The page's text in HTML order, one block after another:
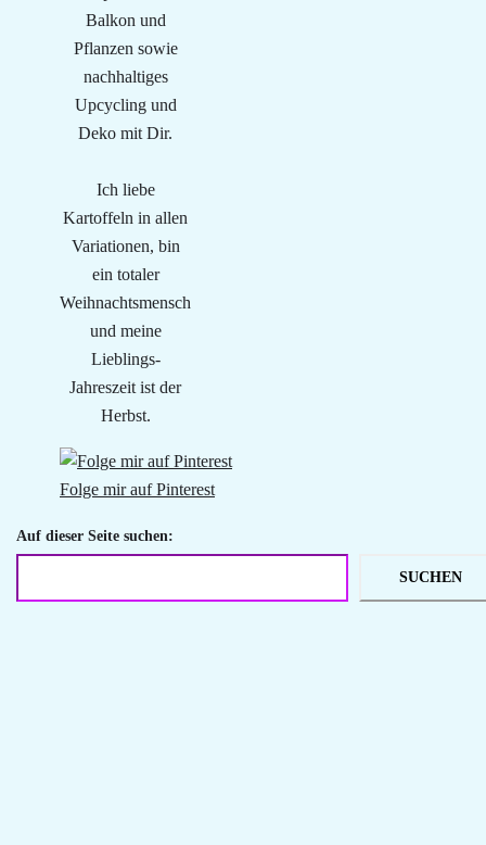
Balkon und
Pflanzen sowie
nachhaltiges
Upcycling und
Deko mit Dir.
Ich liebe
Kartoffeln in allen
Variationen, bin
ein totaler
Weihnachtsmensch
und meine
Lieblings-
Jahreszeit ist der
Herbst.
Folge mir auf Pinterest
Auf dieser Seite suchen:
SUCHEN